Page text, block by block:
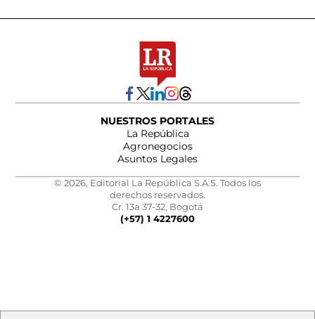
NUESTROS PORTALES
La República
Agronegocios
Asuntos Legales
© 2026, Editorial La República S.A.S. Todos los
derechos reservados.
Cr. 13a 37-32, Bogotá
(+57) 1 4227600